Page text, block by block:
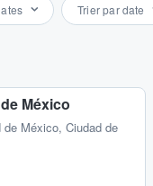
Trier par date
México
de México, Ciudad de